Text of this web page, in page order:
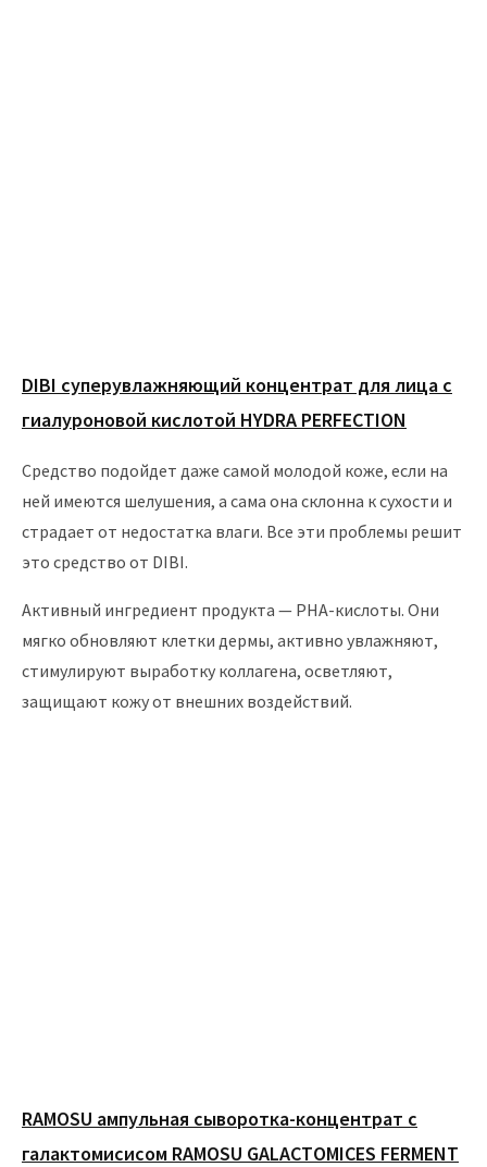
DIBI cуперувлажняющий концентрат для лица с
гиалуроновой кислотой HYDRA PERFECTION
Средство подойдет даже самой молодой коже, если на
ней имеются шелушения, а сама она склонна к сухости и
страдает от недостатка влаги. Все эти проблемы решит
это средство от DIBI.
Активный ингредиент продукта — PHA-кислоты. Они
мягко обновляют клетки дермы, активно увлажняют,
стимулируют выработку коллагена, осветляют,
защищают кожу от внешних воздействий.
RAMOSU ампульная сыворотка-концентрат с
галактомисисом RAMOSU GALACTOMICES FERMENT